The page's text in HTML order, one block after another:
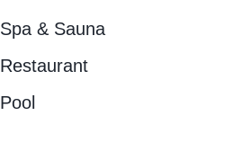
Spa & Sauna
Restaurant
Pool